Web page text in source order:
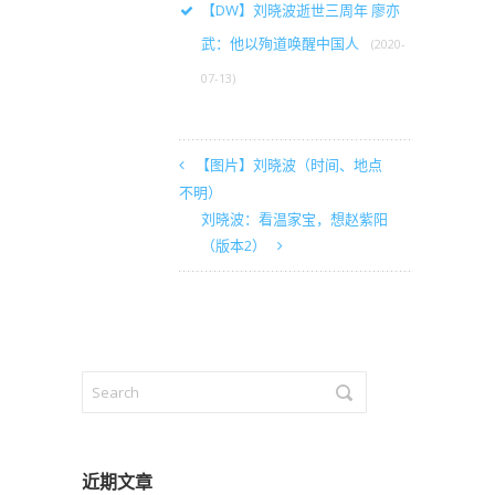
【DW】刘晓波逝世三周年 廖亦
武：他以殉道唤醒中国人
(2020-
07-13)
【图片】刘晓波（时间、地点
不明）
刘晓波：看温家宝，想赵紫阳
（版本2）
近期文章